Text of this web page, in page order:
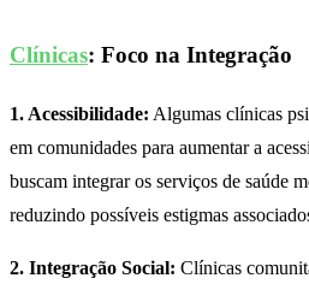
Clínicas: Foco na Integração
1. Acessibilidade: Algumas clínicas
em comunidades para aumentar a
buscam integrar os serviços de saúde
reduzindo possíveis estigmas
2. Integração Social: Clínicas